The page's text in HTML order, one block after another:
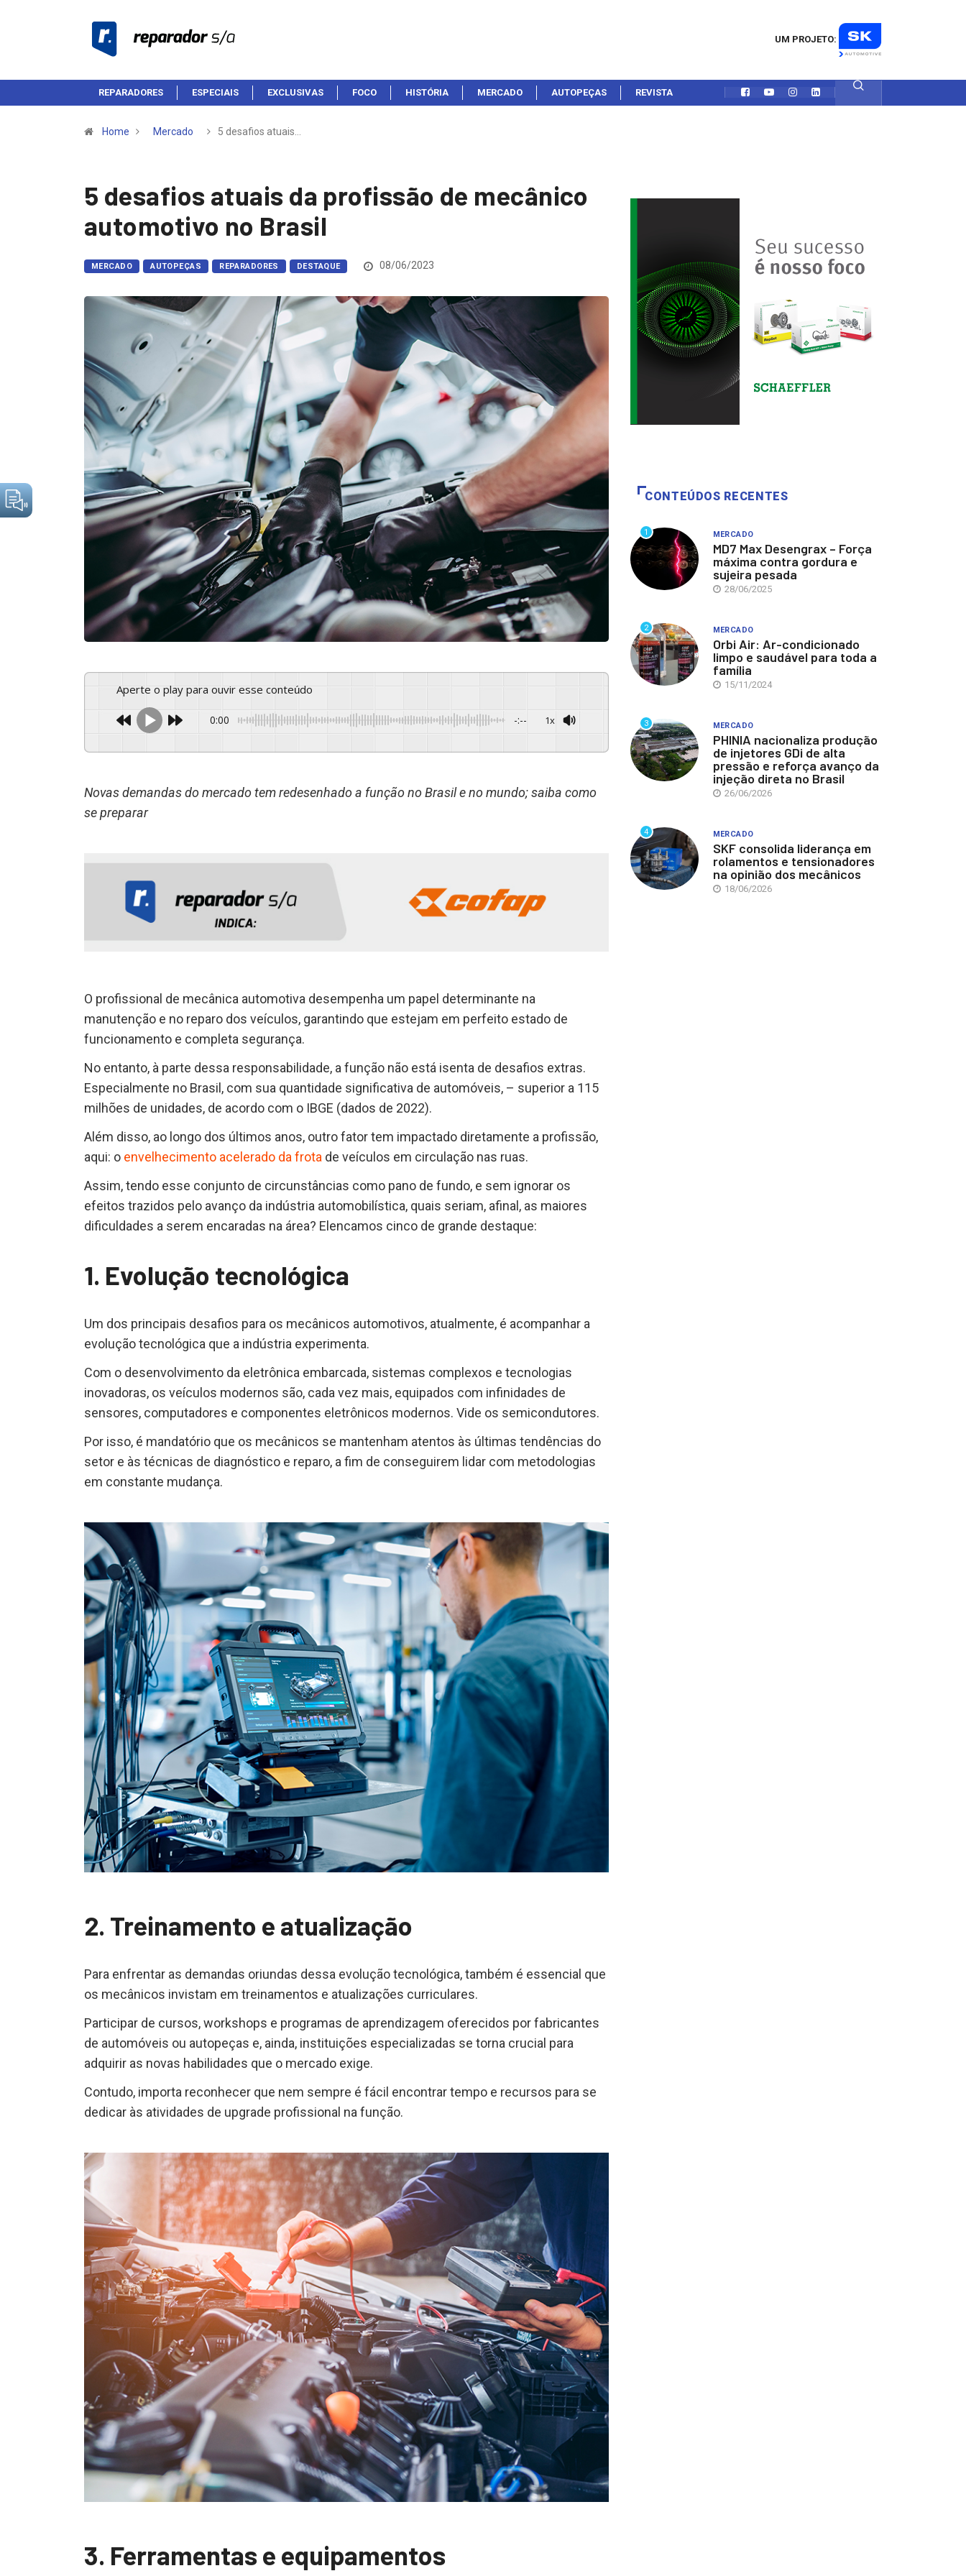
UM PROJETO:
REPARADORES ESPECIAIS EXCLUSIVAS FOCO HISTÓRIA MERCADO AUTOPEÇAS REVISTA
Home Mercado 5 desafios atuais…
5 desafios atuais da profissão de mecânico
automotivo no Brasil
MERCADO AUTOPEÇAS REPARADORES DESTAQUE 08/06/2023
Aperte o play para ouvir esse conteúdo
0:00 -:-- 1x
Novas demandas do mercado tem redesenhado a função no Brasil e no mundo; saiba como
se preparar
O profissional de mecânica automotiva desempenha um papel determinante na
manutenção e no reparo dos veículos, garantindo que estejam em perfeito estado de
funcionamento e completa segurança.
No entanto, à parte dessa responsabilidade, a função não está isenta de desafios extras.
Especialmente no Brasil, com sua quantidade significativa de automóveis, – superior a 115
milhões de unidades, de acordo com o IBGE (dados de 2022).
Além disso, ao longo dos últimos anos, outro fator tem impactado diretamente a profissão,
aqui: o envelhecimento acelerado da frota de veículos em circulação nas ruas.
Assim, tendo esse conjunto de circunstâncias como pano de fundo, e sem ignorar os
efeitos trazidos pelo avanço da indústria automobilística, quais seriam, afinal, as maiores
dificuldades a serem encaradas na área? Elencamos cinco de grande destaque:
1. Evolução tecnológica
Um dos principais desafios para os mecânicos automotivos, atualmente, é acompanhar a
evolução tecnológica que a indústria experimenta.
Com o desenvolvimento da eletrônica embarcada, sistemas complexos e tecnologias
inovadoras, os veículos modernos são, cada vez mais, equipados com infinidades de
sensores, computadores e componentes eletrônicos modernos. Vide os semicondutores.
Por isso, é mandatório que os mecânicos se mantenham atentos às últimas tendências do
setor e às técnicas de diagnóstico e reparo, a fim de conseguirem lidar com metodologias
em constante mudança.
2. Treinamento e atualização
Para enfrentar as demandas oriundas dessa evolução tecnológica, também é essencial que
os mecânicos invistam em treinamentos e atualizações curriculares.
Participar de cursos, workshops e programas de aprendizagem oferecidos por fabricantes
de automóveis ou autopeças e, ainda, instituições especializadas se torna crucial para
adquirir as novas habilidades que o mercado exige.
Contudo, importa reconhecer que nem sempre é fácil encontrar tempo e recursos para se
dedicar às atividades de upgrade profissional na função.
3. Ferramentas e equipamentos
CONTEÚDOS RECENTES
1 MERCADO
MD7 Max Desengrax – Força
máxima contra gordura e
sujeira pesada
28/06/2025
2 MERCADO
Orbi Air: Ar-condicionado
limpo e saudável para toda a
família
15/11/2024
3 MERCADO
PHINIA nacionaliza produção
de injetores GDi de alta
pressão e reforça avanço da
injeção direta no Brasil
26/06/2026
4 MERCADO
SKF consolida liderança em
rolamentos e tensionadores
na opinião dos mecânicos
18/06/2026